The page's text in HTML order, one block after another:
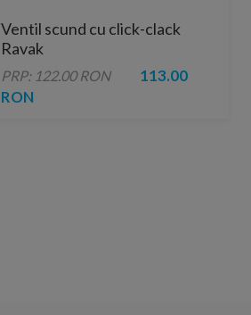
Ventil scund cu click-clack
Ravak
PRP: 122.00 RON
113.00
RON